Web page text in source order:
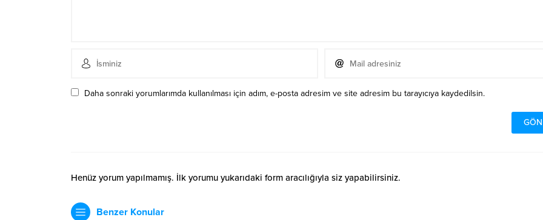
Daha sonraki yorumlarımda kullanılması için adım, e-posta adresim ve site adresim bu tarayıcıya kaydedilsin.
Henüz yorum yapılmamış. İlk yorumu yukarıdaki form aracılığıyla siz yapabilirsiniz.
Benzer Konular